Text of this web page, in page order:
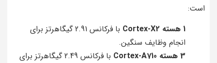
است:
1 هسته Cortex-X2
با فرکانس 2.91 گیگاهرتز برای
انجام وظایف سنگین.
3 هسته Cortex-A710
با فرکانس 2.49 گیگاهرتز برای